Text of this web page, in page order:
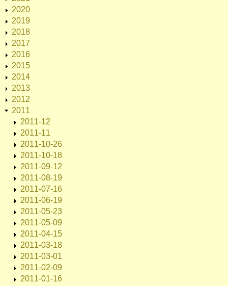
2020
2019
2018
2017
2016
2015
2014
2013
2012
2011
2011-12
2011-11
2011-10-26
2011-10-18
2011-09-12
2011-08-19
2011-07-16
2011-06-19
2011-05-23
2011-05-09
2011-04-15
2011-03-18
2011-03-01
2011-02-09
2011-01-16